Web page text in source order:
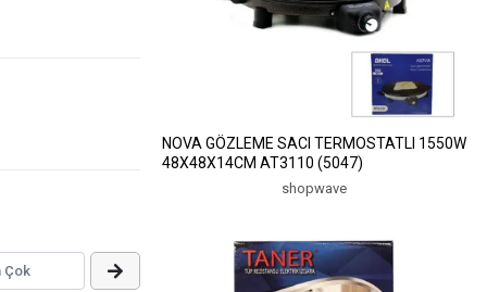
NOVA GÖZLEME SACI TERMOSTATLI 1550W
48X48X14CM AT3110 (5047)
shopwave